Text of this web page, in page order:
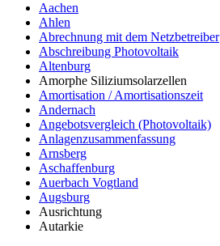
Aachen
Ahlen
Abrechnung mit dem Netzbetreiber
Abschreibung Photovoltaik
Altenburg
Amorphe Siliziumsolarzellen
Amortisation / Amortisationszeit
Andernach
Angebotsvergleich (Photovoltaik)
Anlagenzusammenfassung
Arnsberg
Aschaffenburg
Auerbach Vogtland
Augsburg
Ausrichtung
Autarkie